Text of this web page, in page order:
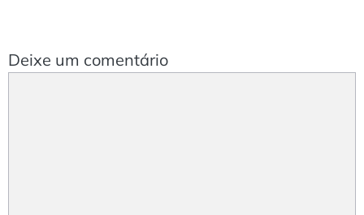
Deixe um comentário